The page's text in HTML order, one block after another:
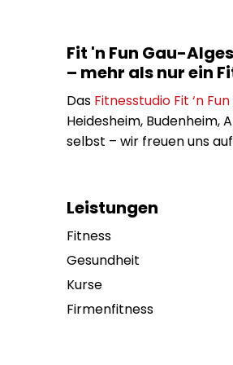
Fit 'n Fun Gau-
– mehr als nur ein
Das Fitnesstudio Fit ‘n Fun
Heidesheim, Budenheim,
selbst – wir freuen uns
Leistungen
Fitness
Gesundheit
Kurse
Firmenfitness